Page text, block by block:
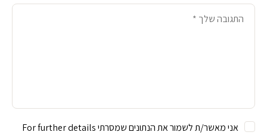
אני מאשר/ת לשמור את הנתונים שמסרתי For further details